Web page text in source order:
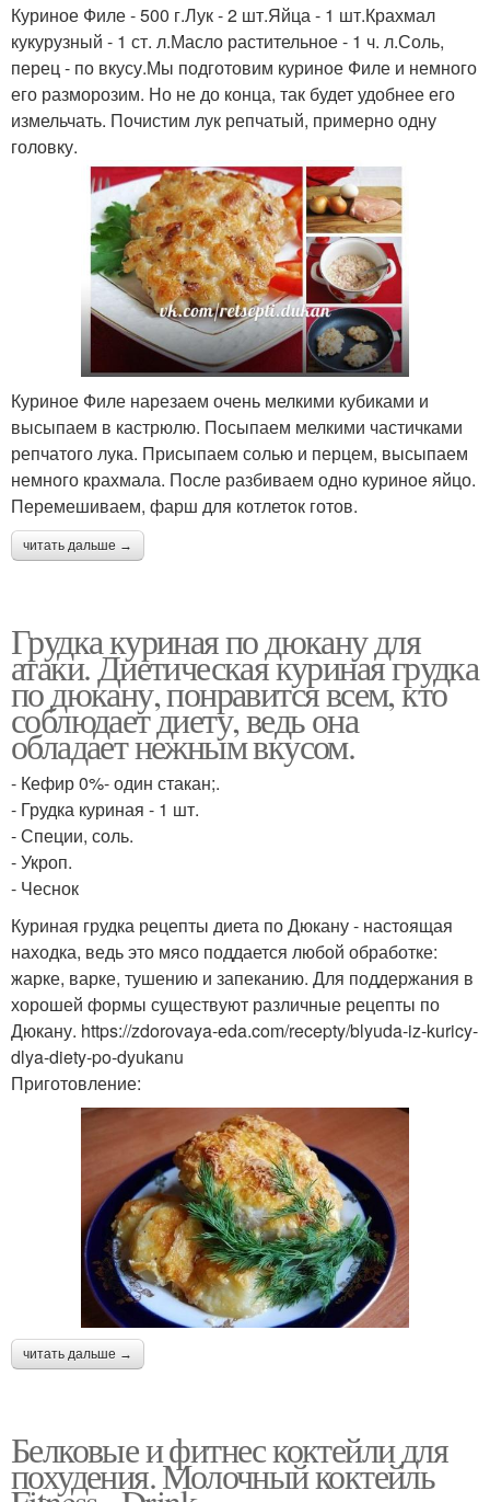
Куриное Филе - 500 г.Лук - 2 шт.Яйца - 1 шт.Крахмал
кукурузный - 1 ст. л.Масло растительное - 1 ч. л.Соль,
перец - по вкусу.Мы подготовим куриное Филе и немного
его разморозим. Но не до конца, так будет удобнее его
измельчать. Почистим лук репчатый, примерно одну
головку.
Куриное Филе нарезаем очень мелкими кубиками и
высыпаем в кастрюлю. Посыпаем мелкими частичками
репчатого лука. Присыпаем солью и перцем, высыпаем
немного крахмала. После разбиваем одно куриное яйцо.
Перемешиваем, фарш для котлеток готов.
читать дальше →
Грудка куриная по дюкану для
атаки. Диетическая куриная грудка
по дюкану, понравится всем, кто
соблюдает диету, ведь она
обладает нежным вкусом.
- Кефир 0%- один стакан;.
- Грудка куриная - 1 шт.
- Специи, соль.
- Укроп.
- Чеснок
Куриная грудка рецепты диета по Дюкану - настоящая
находка, ведь это мясо поддается любой обработке:
жарке, варке, тушению и запеканию. Для поддержания в
хорошей формы существуют различные рецепты по
Дюкану. https://zdorovaya-eda.com/recepty/blyuda-iz-kuricy-
dlya-diety-po-dyukanu
Приготовление:
читать дальше →
Белковые и фитнес коктейли для
похудения. Молочный коктейль